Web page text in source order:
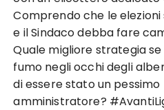
Comprendo che le
e il Sindaco debba fare
Quale migliore strategia
fumo negli occhi degli
di essere stato un pessimo
amministratore?